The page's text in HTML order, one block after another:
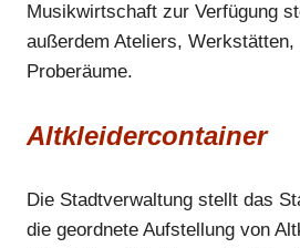
Musikwirtschaft zur Verfügung
außerdem Ateliers, Werkstätten,
Proberäume.
Altkleidercontainer
Die Stadtverwaltung stellt das
die geordnete Aufstellung von